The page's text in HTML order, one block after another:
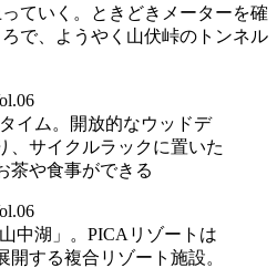
ていく。ときどきメーターを確
で、ようやく山伏峠のトンネル
イム。開放的なウッドデ
、サイクルラックに置いた
茶や食事ができる
中湖」。PICAリゾートは
する複合リゾート施設。